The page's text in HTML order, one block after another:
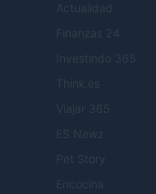
Actualidad
Finanzas 24
Investindo 365
Think.es
Viajar 365
ES Newz
Pet Story
Encocina